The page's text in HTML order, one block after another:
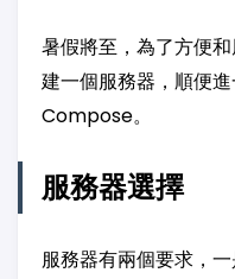
暑假將至，為了方便
建一個服務器，順便
Compose。
服務器選擇
服務器有兩個要求，